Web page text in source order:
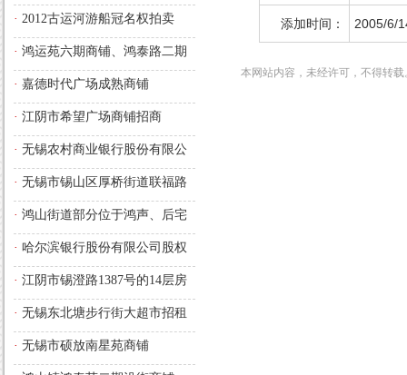
· 2012古运河游船冠名权拍卖
· 鸿运苑六期商铺、鸿泰路二期
商铺
· 嘉德时代广场成熟商铺
· 江阴市希望广场商铺招商
· 无锡农村商业银行股份有限公
司法人股权
· 无锡市锡山区厚桥街道联福路
与厚嵩路交汇处，厚德苑B区西
面的部分商铺
· 鸿山街道部分位于鸿声、后宅
的沿街商铺长期经营使用权
· 哈尔滨银行股份有限公司股权
· 江阴市锡澄路1387号的14层房
屋
· 无锡东北塘步行街大超市招租
· 无锡市硕放南星苑商铺
添加时间： 2005/6/
本网站内容，未经许可，不得转载